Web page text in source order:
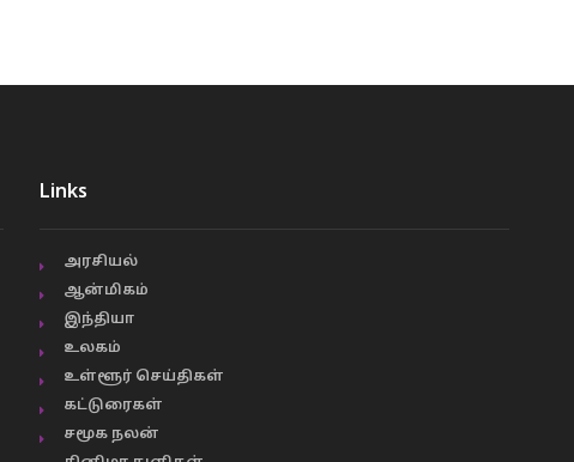
Links
அரசியல்
ஆன்மிகம்
இந்தியா
உலகம்
உள்ளூர் செய்திகள்
கட்டுரைகள்
சமூக நலன்